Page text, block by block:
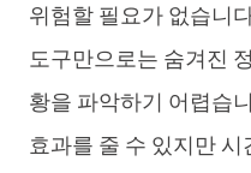
위험할 필요가 없습니
도구만으로는 숨겨진
황을 파악하기 어렵습
효과를 줄 수 있지만